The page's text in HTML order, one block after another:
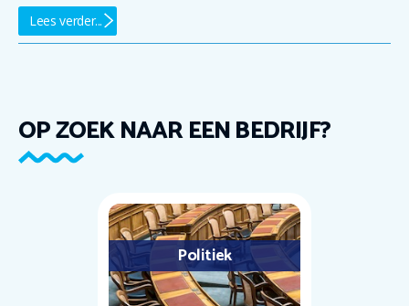
Lees verder...
OP ZOEK NAAR EEN BEDRIJF?
Politiek